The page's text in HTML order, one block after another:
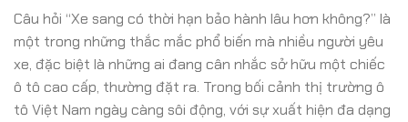
Câu hỏi “Xe sang có thời hạn bảo hành lâu hơn không?” là
một trong những thắc mắc phổ biến mà nhiều người yêu
xe, đặc biệt là những ai đang cân nhắc sở hữu một chiếc
ô tô cao cấp, thường đặt ra. Trong bối cảnh thị trường ô
tô Việt Nam ngày càng sôi động, với sự xuất hiện đa dạng